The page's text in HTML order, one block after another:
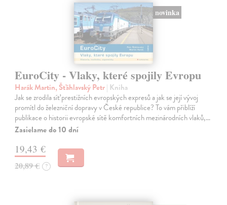
novinka
EuroCity - Vlaky, které spojily Evropu
Harák Martin, Šťáhlavský Petr| Kniha
Jak se zrodila síť prestižních evropských expresů a jak se její vývoj
promítl do železniční dopravy v České republice? To vám přiblíží
publikace o historii evropské sítě komfortních mezinárodních vlaků,…
Zasielame do 10 dní
19,43 €
20,89 € ?